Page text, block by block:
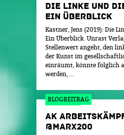
DIE LINKE UND
EIN ÜBERBLICK
Kastner, Jens (2019): Die
Ein Überblick. Unrast
Stellenwert angeht, den
der Kunst im
einräumt, könnte folglich
werden, ...
BLOGBEITRAG
AK
@MARX200